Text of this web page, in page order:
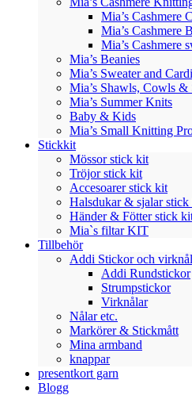
Mia’s Cashmere
Mia’s Cashmere
Mia’s Cashmere
Mia’s Beanies
Mia’s Sweater and
Mia’s Shawls, Cowls &
Mia’s Summer Knits
Baby & Kids
Mia’s Small Knitting
Stickkit
Mössor stick kit
Tröjor stick kit
Accesoarer stick kit
Halsdukar & sjalar
Händer & Fötter stick
Mia`s filtar KIT
Tillbehör
Addi Stickor och
Addi Rundstickor
Strumpstickor
Virknålar
Nålar etc.
Markörer & Stickmått
Mina armband
knappar
presentkort garn
Blogg